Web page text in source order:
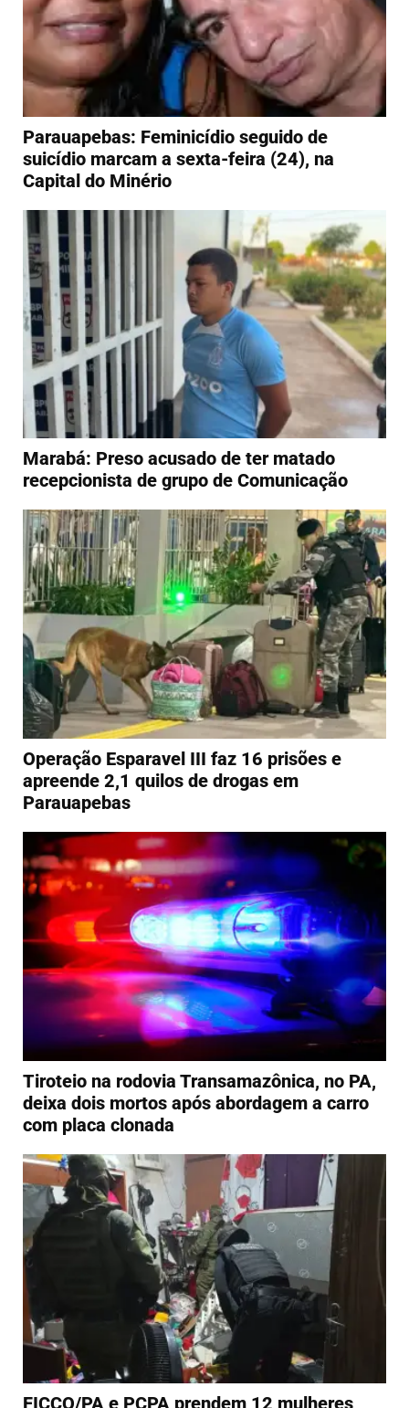
Parauapebas: Feminicídio seguido de
suicídio marcam a sexta-feira (24), na
Capital do Minério
Marabá: Preso acusado de ter matado
recepcionista de grupo de Comunicação
Operação Esparavel III faz 16 prisões e
apreende 2,1 quilos de drogas em
Parauapebas
Tiroteio na rodovia Transamazônica, no PA,
deixa dois mortos após abordagem a carro
com placa clonada
FICCO/PA e PCPA prendem 12 mulheres